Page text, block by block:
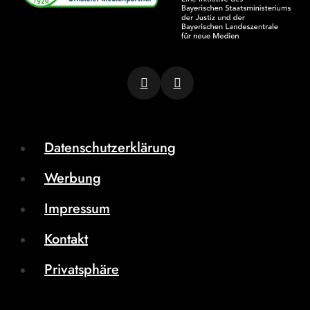
Datenschutzerklärung
Werbung
Impressum
Kontakt
Privatsphäre